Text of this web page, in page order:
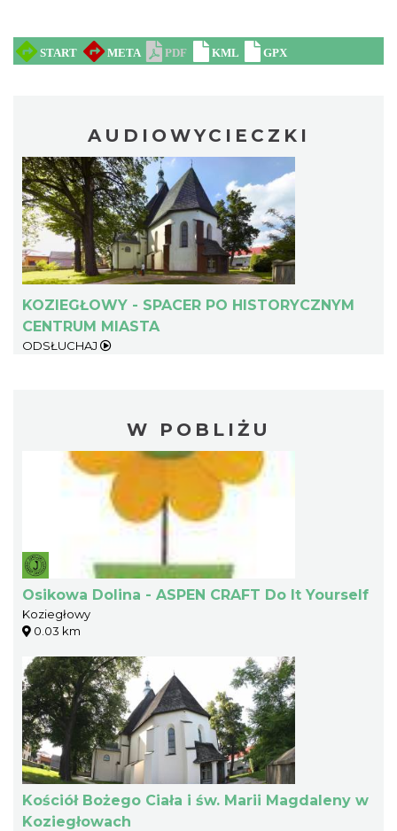
AUDIOWYCIECZKI
KOZIEGŁOWY - SPACER PO HISTORYCZNYM
CENTRUM MIASTA
ODSŁUCHAJ
W POBLIŻU
Osikowa Dolina - ASPEN CRAFT Do It Yourself
Koziegłowy
0.03 km
Kościół Bożego Ciała i św. Marii Magdaleny w
Koziegłowach